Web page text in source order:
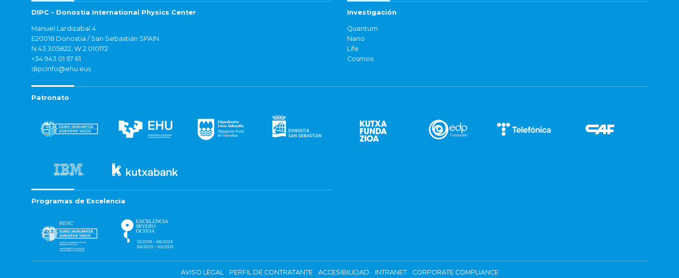
DIPC - Donostia International Physics Center
Manuel Lardizabal 4
E20018 Donostia / San Sebastián SPAIN
N 43.305822, W 2.010172
+34 943 01 57 61
dipcinfo@ehu.eus
Investigación
Quantum
Nano
Life
Cosmos
Patronato
Programas de Excelencia
AVISO LEGAL PERFIL DE CONTRATANTE ACCESIBILIDAD INTRANET CORPORATE COMPLIANCE